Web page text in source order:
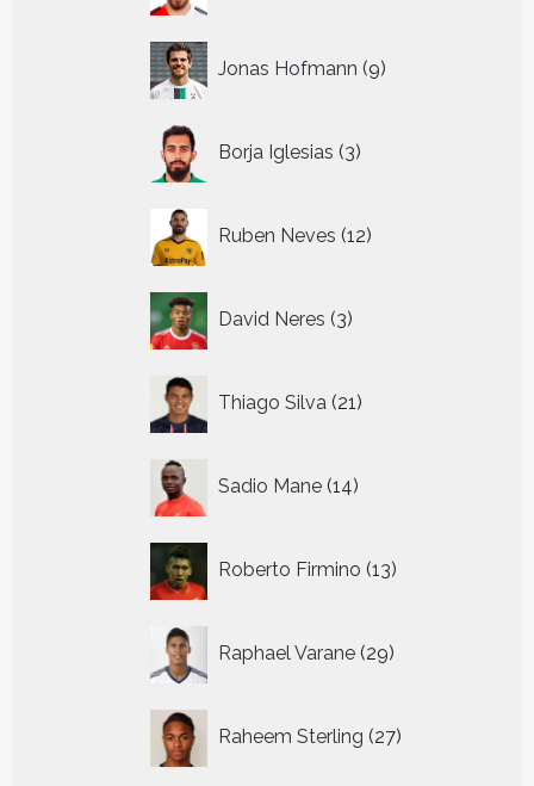
Jonas Hofmann 9
producten
Borja Iglesias 3
producten
Ruben Neves 12
producten
David Neres 3
producten
Thiago Silva 21
producten
Sadio Mane 14
producten
Roberto Firmino 13
producten
Raphael Varane 29
producten
Raheem Sterling 27
producten